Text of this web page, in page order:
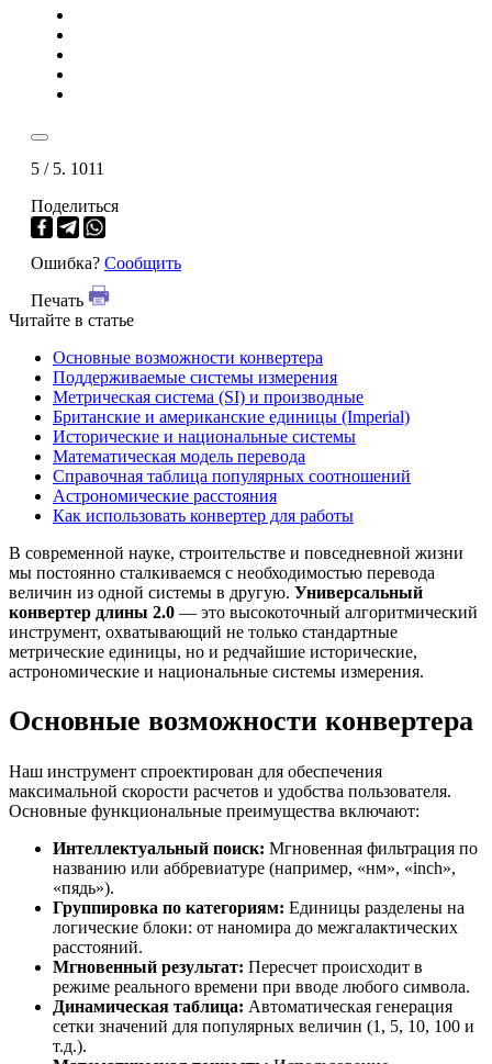
5 / 5. 1011
Поделиться
Ошибка? Сообщить
Печать
Читайте в статье
Основные возможности конвертера
Поддерживаемые системы измерения
Метрическая система (SI) и производные
Британские и американские единицы (Imperial)
Исторические и национальные системы
Математическая модель перевода
Справочная таблица популярных соотношений
Астрономические расстояния
Как использовать конвертер для работы
В современной науке, строительстве и повседневной жизни
мы постоянно сталкиваемся с необходимостью перевода
величин из одной системы в другую. Универсальный
конвертер длины 2.0 — это высокоточный алгоритмический
инструмент, охватывающий не только стандартные
метрические единицы, но и редчайшие исторические,
астрономические и национальные системы измерения.
Основные возможности конвертера
Наш инструмент спроектирован для обеспечения
максимальной скорости расчетов и удобства пользователя.
Основные функциональные преимущества включают:
Интеллектуальный поиск: Мгновенная фильтрация по
названию или аббревиатуре (например, «нм», «inch»,
«пядь»).
Группировка по категориям: Единицы разделены на
логические блоки: от наномира до межгалактических
расстояний.
Мгновенный результат: Пересчет происходит в
режиме реального времени при вводе любого символа.
Динамическая таблица: Автоматическая генерация
сетки значений для популярных величин (1, 5, 10, 100 и
т.д.).